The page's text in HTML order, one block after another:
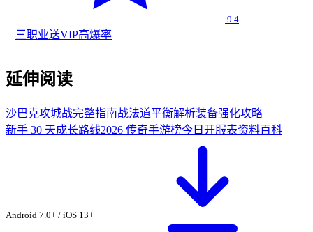
9.4
三职业送VIP高爆率
延伸阅读
沙巴克攻城战完整指南战法道平衡解析装备强化攻略
新手 30 天成长路线2026 传奇手游榜今日开服表资料百科
Android 7.0+ / iOS 13+